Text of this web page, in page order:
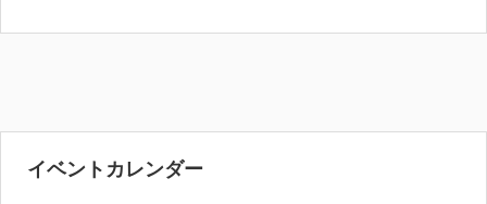
イベントカレンダー